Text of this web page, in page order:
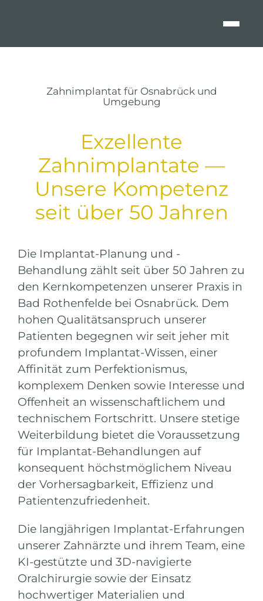
Zahnimplantat für Osnabrück und
Umgebung
Exzellente
Zahnimplantate —
Unsere Kompetenz
seit über 50 Jahren
Die Implantat-Planung und -
Behandlung zählt seit über 50 Jahren zu
den Kernkompetenzen unserer Praxis in
Bad Rothenfelde bei Osnabrück. Dem
hohen Qualitätsanspruch unserer
Patienten begegnen wir seit jeher mit
profundem Implantat-Wissen, einer
Affinität zum Perfektionismus,
komplexem Denken sowie Interesse und
Offenheit an wissenschaftlichem und
technischem Fortschritt. Unsere stetige
Weiterbildung bietet die Voraussetzung
für Implantat-Behandlungen auf
konsequent höchstmöglichem Niveau
der Vorhersagbarkeit, Effizienz und
Patientenzufriedenheit.
Die langjährigen Implantat-Erfahrungen
unserer Zahnärzte und ihrem Team, eine
KI-gestützte und 3D-navigierte
Oralchirurgie sowie der Einsatz
hochwertiger Materialien und